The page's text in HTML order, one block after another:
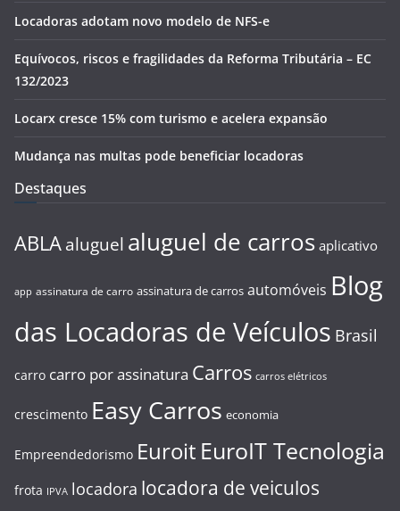
Locadoras adotam novo modelo de NFS-e
Equívocos, riscos e fragilidades da Reforma Tributária – EC
132/2023
Locarx cresce 15% com turismo e acelera expansão
Mudança nas multas pode beneficiar locadoras
Destaques
ABLA aluguel aluguel de carros aplicativo
app assinatura de carro assinatura de carros automóveis Blog
das Locadoras de Veículos Brasil
carro carro por assinatura Carros carros elétricos
crescimento Easy Carros economia
Empreendedorismo Euroit EuroIT Tecnologia
frota IPVA locadora locadora de veiculos